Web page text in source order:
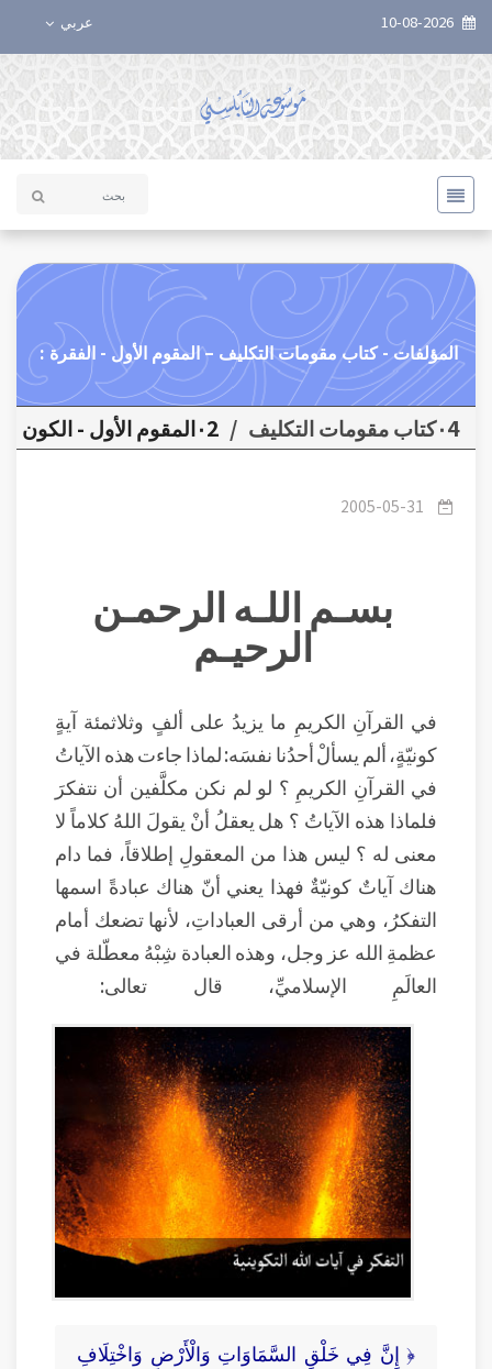
عربي
المؤلفات - كتاب مقومات التكليف – المقوم الأول - الفقرة :
1 - الكون
٠4كتاب مقومات التكليف / ٠2المقوم الأول - الكون
2005-05-31
بسـم اللـه الرحمـن
الرحيـم
في القرآنِ الكريمِ ما يزيدُ على ألفٍ وثلاثمئة آيةٍ
كونيّةٍ، ألم يسألْ أحدُنا نفسَه: لماذا جاءت هذه الآياتُ
في القرآنِ الكريمِ ؟ لو لم نكن مكلَّفين أن نتفكرَ
فلماذا هذه الآياتُ ؟ هل يعقلُ أنْ يقولَ اللهُ كلاماً لا
معنى له ؟ ليس هذا من المعقولِ إطلاقاً، فما دام
هناك آياتٌ كونيّةٌ فهذا يعني أنّ هناك عبادةً اسمها
التفكرُ، وهي من أرقى العباداتِ، لأنها تضعك أمام
عظمةِ الله عز وجل، وهذه العبادة شِبْهُ معطّلة في
العالَمِ الإسلاميِّ، قال تعالى:
﴿ إِنَّ فِي خَلْقِ السَّمَاوَاتِ وَالْأَرْضِ وَاخْتِلَافِ